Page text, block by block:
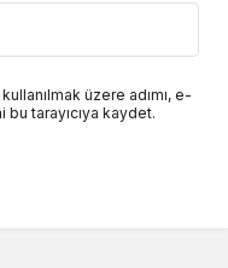
üzere adımı, e-
tarayıcıya kaydet.